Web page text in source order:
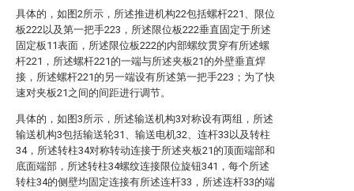
具体的，如图2所示，所述推进机构22包括螺杆221、限位
板222以及第一把手223，所述限位板222垂直固定于所述
固定板11表面，所述限位板222的内部螺纹贯穿有所述螺
杆221，所述螺杆221的一端与所述夹板21的外壁垂直焊
接，所述螺杆221的另一端设有所述第一把手223；为了快
速对夹板21之间的间距进行调节。
具体的，如图3所示，所述输送机构3对称设有两组，所述
输送机构3包括输送轮31、输送电机32、连杆33以及转柱
34，所述转柱34对称转动连接于所述夹板21的顶面端部和
底面端部，所述转柱34螺纹连接限位旋钮341，每个所述
转柱34的侧壁均固定连接有所述连杆33，所述连杆33的端